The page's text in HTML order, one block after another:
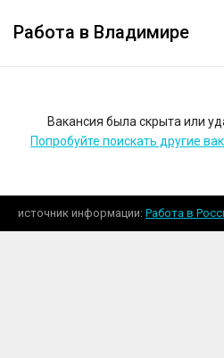
Работа в Владимире
Вакансия была скрыта или
Попробуйте поискать другие
источник информации Работа в